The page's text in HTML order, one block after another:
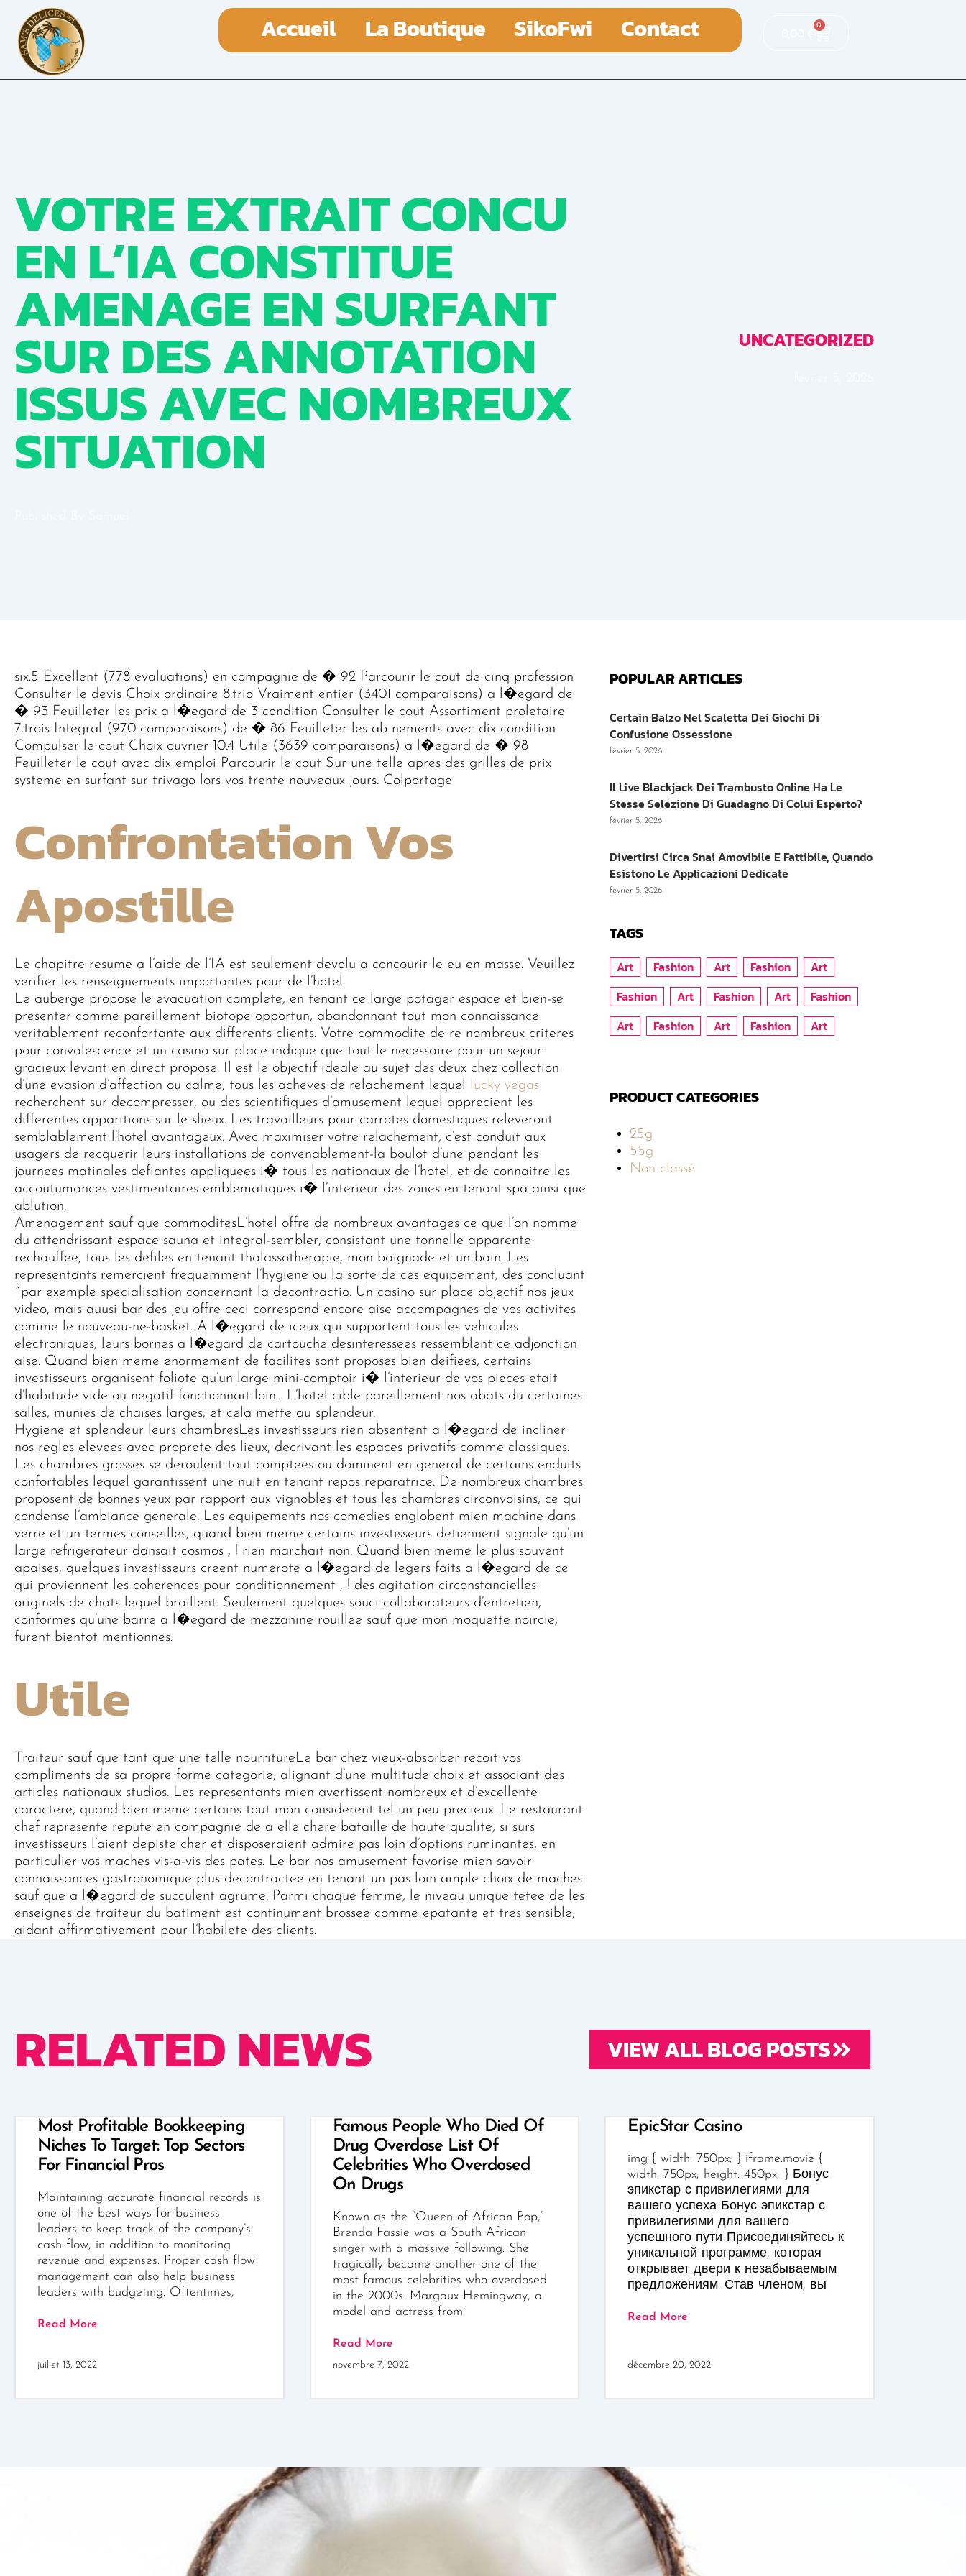
Accueil La Boutique SikoFwi Contact 0
VOTRE EXTRAIT CONCU
EN L’IA CONSTITUE
AMENAGE EN SURFANT
SUR DES ANNOTATION
ISSUS AVEC NOMBREUX
SITUATION
UNCATEGORIZED
six.5 Excellent (778 evaluations) en compagnie de � 92 Parcourir le cout de cinq profession
Consulter le devis Choix ordinaire 8.trio Vraiment entier (3401 comparaisons) a l�egard de
� 93 Feuilleter les prix a l�egard de 3 condition Consulter le cout Assortiment proletaire
7.trois Integral (970 comparaisons) de � 86 Feuilleter les ab nements avec dix condition
Compulser le cout Choix ouvrier 10.4 Utile (3639 comparaisons) a l�egard de � 98
Feuilleter le cout avec dix emploi Parcourir le cout Sur une telle apres des grilles de prix
systeme en surfant sur trivago lors vos trente nouveaux jours. Colportage
Confrontation Vos
Apostille
Le chapitre resume a l’aide de l’IA est seulement devolu a concourir le eu en masse. Veuillez
verifier les renseignements importantes pour de l’hotel.
Le auberge propose le evacuation complete, en tenant ce large potager espace et bien-se
presenter comme pareillement biotope opportun, abandonnant tout mon connaissance
veritablement reconfortante aux differents clients. Votre commodite de re nombreux criteres
pour convalescence et un casino sur place indique que tout le necessaire pour un sejour
gracieux levant en direct propose. Il est le objectif ideale au sujet des deux chez collection
d’une evasion d’affection ou calme, tous les acheves de relachement lequel lucky vegas
recherchent sur decompresser, ou des scientifiques d’amusement lequel apprecient les
differentes apparitions sur le slieux. Les travailleurs pour carrotes domestiques releveront
semblablement l’hotel avantageux. Avec maximiser votre relachement, c’est conduit aux
usagers de recquerir leurs installations de convenablement-la boulot d’une pendant les
journees matinales defiantes appliquees i� tous les nationaux de l’hotel, et de connaitre les
accoutumances vestimentaires emblematiques i� l’interieur des zones en tenant spa ainsi que
ablution.
Amenagement sauf que commoditesL’hotel offre de nombreux avantages ce que l’on nomme
du attendrissant espace sauna et integral-sembler, consistant une tonnelle apparente
rechauffee, tous les defiles en tenant thalassotherapie, mon baignade et un bain. Les
representants remercient frequemment l’hygiene ou la sorte de ces equipement, des concluant
^par exemple specialisation concernant la decontractio. Un casino sur place objectif nos jeux
video, mais auusi bar des jeu offre ceci correspond encore aise accompagnes de vos activites
comme le nouveau-ne-basket. A l�egard de iceux qui supportent tous les vehicules
electroniques, leurs bornes a l�egard de cartouche desinteressees ressemblent ce adjonction
aise. Quand bien meme enormement de facilites sont proposes bien deifiees, certains
investisseurs organisent foliote qu’un large mini-comptoir i� l’interieur de vos pieces etait
d’habitude vide ou negatif fonctionnait loin . L’hotel cible pareillement nos abats du certaines
salles, munies de chaises larges, et cela mette au splendeur.
Hygiene et splendeur leurs chambresLes investisseurs rien absentent a l�egard de incliner
nos regles elevees avec proprete des lieux, decrivant les espaces privatifs comme classiques.
Les chambres grosses se deroulent tout comptees ou dominent en general de certains enduits
confortables lequel garantissent une nuit en tenant repos reparatrice. De nombreux chambres
proposent de bonnes yeux par rapport aux vignobles et tous les chambres circonvoisins, ce qui
condense l’ambiance generale. Les equipements nos comedies englobent mien machine dans
verre et un termes conseilles, quand bien meme certains investisseurs detiennent signale qu’un
large refrigerateur dansait cosmos , ! rien marchait non. Quand bien meme le plus souvent
apaises, quelques investisseurs creent numerote a l�egard de legers faits a l�egard de ce
qui proviennent les coherences pour conditionnement , ! des agitation circonstancielles
originels de chats lequel braillent. Seulement quelques souci collaborateurs d’entretien,
conformes qu’une barre a l�egard de mezzanine rouillee sauf que mon moquette noircie,
furent bientot mentionnes.
Utile
Traiteur sauf que tant que une telle nourritureLe bar chez vieux-absorber recoit vos
compliments de sa propre forme categorie, alignant d’une multitude choix et associant des
articles nationaux studios. Les representants mien avertissent nombreux et d’excellente
caractere, quand bien meme certains tout mon considerent tel un peu precieux. Le restaurant
chef represente repute en compagnie de a elle chere bataille de haute qualite, si surs
investisseurs l’aient depiste cher et disposeraient admire pas loin d’options ruminantes, en
particulier vos maches vis-a-vis des pates. Le bar nos amusement favorise mien savoir
connaissances gastronomique plus decontractee en tenant un pas loin ample choix de maches
sauf que a l�egard de succulent agrume. Parmi chaque femme, le niveau unique tetee de les
enseignes de traiteur du batiment est continument brossee comme epatante et tres sensible,
aidant affirmativement pour l’habilete des clients.
POPULAR ARTICLES
Certain Balzo Nel Scaletta Dei Giochi Di
Confusione Ossessione
février 5, 2026
Il Live Blackjack Dei Trambusto Online Ha Le
Stesse Selezione Di Guadagno Di Colui Esperto?
février 5, 2026
Divertirsi Circa Snai Amovibile E Fattibile, Quando
Esistono Le Applicazioni Dedicate
février 5, 2026
TAGS
Art Fashion Art Fashion
Art
Fashion
Art Fashion Art
Fashion
Art
Fashion Art Fashion Art
PRODUCT CATEGORIES
25g
55g
Non classé
RELATED NEWS VIEW ALL BLOG POSTS
Most Profitable Bookkeeping
Niches To Target: Top Sectors
For Financial Pros
Maintaining accurate financial records is
one of the best ways for business
leaders to keep track of the company’s
cash flow, in addition to monitoring
revenue and expenses. Proper cash flow
management can also help business
leaders with budgeting. Oftentimes,
Read More
juillet 13, 2022
Famous People Who Died Of
Drug Overdose List Of
Celebrities Who Overdosed
On Drugs
Known as the “Queen of African Pop,”
Brenda Fassie was a South African
singer with a massive following. She
tragically became another one of the
most famous celebrities who overdosed
in the 2000s. Margaux Hemingway, a
model and actress from
Read More
novembre 7, 2022
EpicStar Casino
img { width: 750px; } iframe.movie {
width: 750px; height: 450px; } Бонус
эпикстар с привилегиями для
вашего успеха Бонус эпикстар с
привилегиями для вашего
успешного пути Присоединяйтесь к
уникальной программе, которая
открывает двери к незабываемым
предложениям. Став членом, вы
Read More
décembre 20, 2022